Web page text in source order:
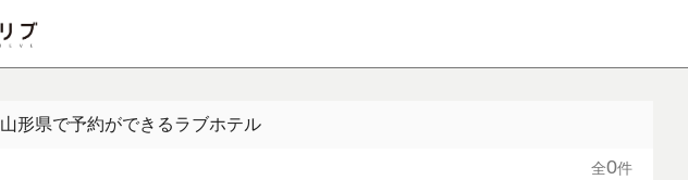
山形県で予約ができるラブホテル
全0件